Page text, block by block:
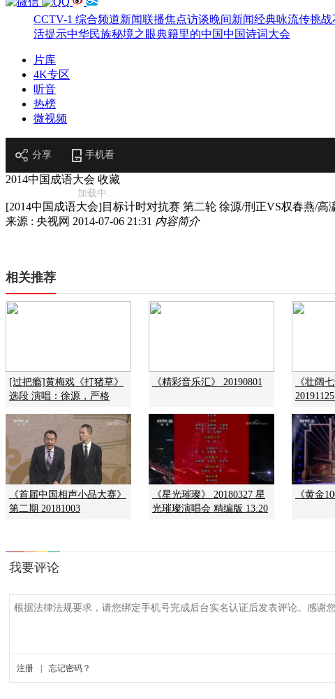
CCTV-1 综合频道新闻联播焦点访谈晚间新闻经典咏流传挑战
活提示中华民族秘境之眼典籍里的中国中国诗词大会
片库
4K专区
听音
热榜
微视频
分享 手机看
2014中国成语大会 收藏
加载中...
[2014中国成语大会]目标计时对抗赛 第二轮 徐源/刑正VS权春燕/高
来源 : 央视网 2014-07-06 21:31 内容简介
相关推荐
[过把瘾]黄梅戏《打猪草》
选段 演唱：徐源，严格
《精彩音乐汇》 20190801
《壮阔
《首届中国相声小品大赛》
第二期 20181003
《星光璀璨》 20180327 星
光璀璨演唱会 精编版 13:20
《黄金